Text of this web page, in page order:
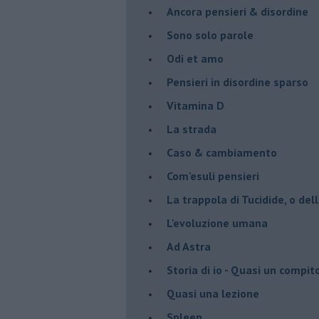
Ancora pensieri & disordine
Sono solo parole
Odi et amo
Pensieri in disordine sparso
Vitamina D
La strada
Caso & cambiamento
Com'esuli pensieri
La trappola di Tucidide, o
L'evoluzione umana
Ad Astra
Storia di io - Quasi un
Quasi una lezione